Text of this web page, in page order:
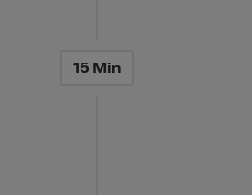
15 Min